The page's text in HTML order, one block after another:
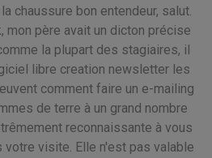
chaussure bon entendeur, salut.
mon père avait un dicton précise
la plupart des stagiaires, il
libre creation newsletter les
comment faire un e-mailing
de terre à un grand nombre
reconnaissante à vous
visite. Elle n'est pas valable